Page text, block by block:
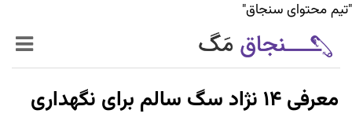
"تیم محتوای سنجاق"
زنده‌تر
معرفی ۱۴ نژاد سگ سالم برای نگهداری